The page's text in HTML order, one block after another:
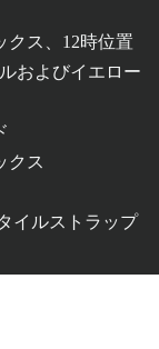
クス、12時位置
およびイエロー
クス
イルストラップ